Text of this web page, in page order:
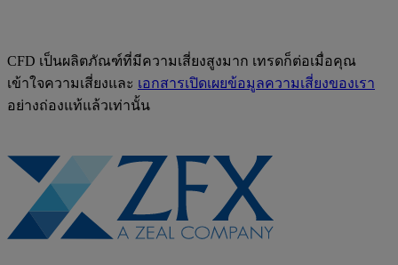
CFD เป็นผลิตภัณฑ์ที่มีความเสี่ยงสูงมาก เทรดก็ต่อเมื่อคุณ
เข้าใจความเสี่ยงและ เอกสารเปิดเผยข้อมูลความเสี่ยงของเรา
อย่างถ่องแท้แล้วเท่านั้น